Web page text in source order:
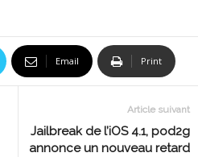
Email Print
Article suivant
Jailbreak de l’iOS 4.1, pod2g
annonce un nouveau retard